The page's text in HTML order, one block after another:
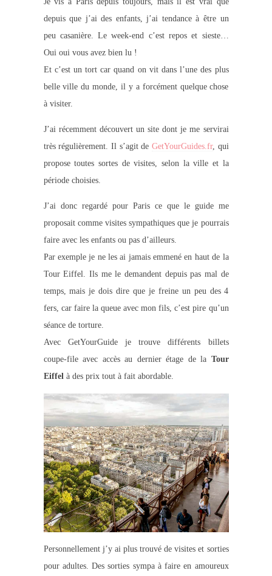
depuis que j’ai des enfants, j’ai tendance à être un
peu casanière. Le week-end c’est repos et sieste…
Oui oui vous avez bien lu !
Et c’est un tort car quand on vit dans l’une des plus
belle ville du monde, il y a forcément quelque chose
à visiter.
J’ai récemment découvert un site dont je me servirai
très régulièrement. Il s’agit de GetYourGuides.fr, qui
propose toutes sortes de visites, selon la ville et la
période choisies.
J’ai donc regardé pour Paris ce que le guide me
proposait comme visites sympathiques que je pourrais
faire avec les enfants ou pas d’ailleurs.
Par exemple je ne les ai jamais emmené en haut de la
Tour Eiffel. Ils me le demandent depuis pas mal de
temps, mais je dois dire que je freine un peu des 4
fers, car faire la queue avec mon fils, c’est pire qu’un
séance de torture.
Avec GetYourGuide je trouve différents billets
coupe-file avec accès au dernier étage de la Tour
Eiffel à des prix tout à fait abordable.
Personnellement j’y ai plus trouvé de visites et sorties
pour adultes. Des sorties sympa à faire en amoureux